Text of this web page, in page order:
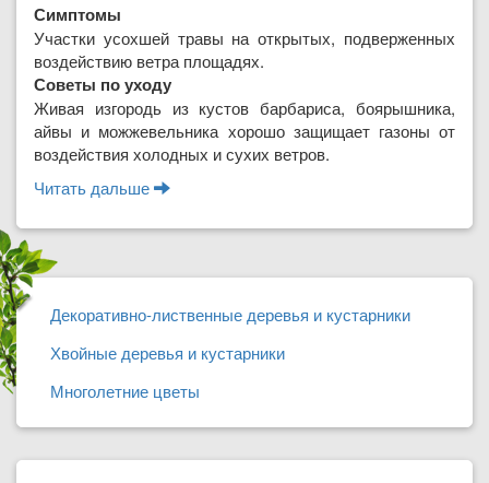
Симптомы
Участки усохшей травы на открытых, подверженных
воздействию ветра площадях.
Советы по уходу
Живая изгородь из кустов барбариса, боярышника,
айвы и можжевельника хорошо защищает газоны от
воздействия холодных и сухих ветров.
Читать дальше
Декоративно-лиственные деревья и кустарники
Хвойные деревья и кустарники
Многолетние цветы